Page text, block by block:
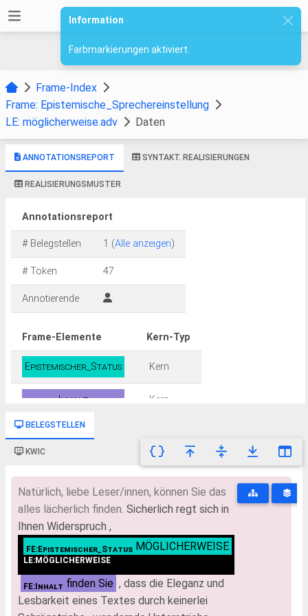
Frame-Index
Frame: Epistemische_Sprechereinstellung
LE: möglicherweise.adv
Daten
ANNOTATIONSREPORT SYNTAKT. REALISIERUNGEN
REALISIERUNGSMUSTER
Annotationsreport
# Belegstellen 1 (Alle anzeigen)
# Token 47
Annotierende
Frame-Elemente Kern-Typ
Epistemischer_Status Kern
Inhalt Kern
BELEGSTELLEN
KWIC
Natürlich, liebe Leser/innen, können Sie das
alles lächerlich finden. Sicherlich regt sich in
Ihnen Widerspruch ,
FE:Epistemischer_Status MÖGLICHERWEISE
LE:MÖGLICHERWEISE
FE:Inhalt finden Sie , dass die Eleganz und
Lesbarkeit eines Textes durch keinerlei
Information
Farbmarkierungen aktiviert.